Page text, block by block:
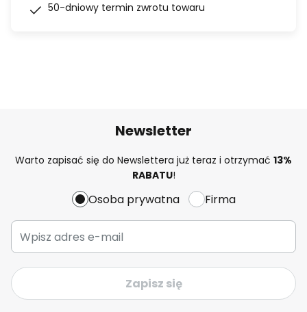
50-dniowy termin zwrotu towaru
Newsletter
Warto zapisać się do Newslettera już teraz i otrzymać 13%
RABATU!
Osoba prywatna Firma
Zapisz się